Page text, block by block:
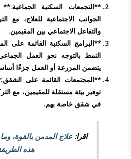
**التجمعات السكنية
الجوانب الاجتماعية للعلاج، مع
والتفاعل الاجتماعي بين المقيمين.
**البرامج السكنية القائمة على
النمط بالتوجه نحو العمل
يتضمن المزرعة أو العمل جزءًا
**المجتمعات القائمة على
توفير بيئة مستقلة للمقيمين، مع
في شقق خاصة بهم.
اقرا:علاج المدمن بالقوة،
هذه